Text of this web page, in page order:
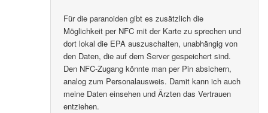
Für die paranoiden gibt es zusätzlich die
Möglichkeit per NFC mit der Karte zu sprechen und
dort lokal die EPA auszuschalten, unabhängig von
den Daten, die auf dem Server gespeichert sind.
Den NFC-Zugang könnte man per Pin absichern,
analog zum Personalausweis. Damit kann ich auch
meine Daten einsehen und Ärzten das Vertrauen
entziehen.